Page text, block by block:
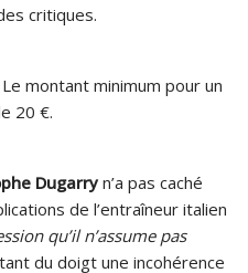
critiques.
Le montant minimum pour un
20 €.
Dugarryn’a pas caché
de l’entraîneur italien
qu’il n’assume pas
du doigt une incohérence